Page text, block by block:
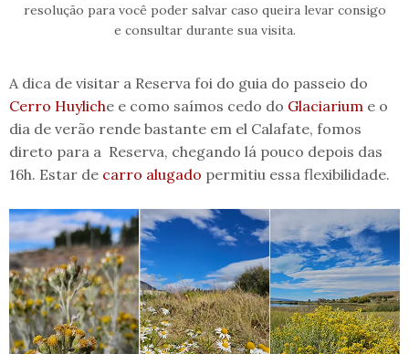
resolução para você poder salvar caso queira levar consigo
e consultar durante sua visita.
A dica de visitar a Reserva foi do guia do passeio do
Cerro Huyliche e como saímos cedo do Glaciarium e o
dia de verão rende bastante em el Calafate, fomos
direto para a Reserva, chegando lá pouco depois das
16h. Estar de carro alugado permitiu essa flexibilidade.